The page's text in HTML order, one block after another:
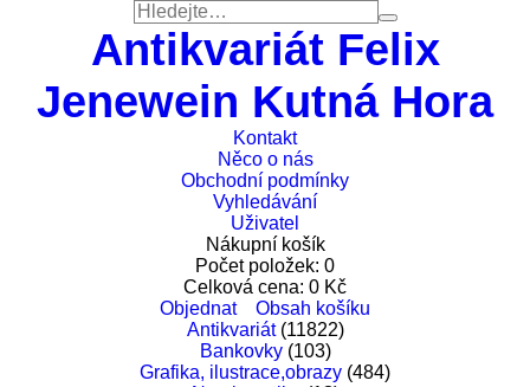
Antikvariát Felix
Jenewein Kutná Hora
Kontakt
Něco o nás
Obchodní podmínky
Vyhledávání
Uživatel
Nákupní košík
Počet položek: 0
Celková cena: 0 Kč
Objednat
Obsah košíku
Antikvariát(11822)
Bankovky(103)
Grafika, ilustrace,obrazy (484)